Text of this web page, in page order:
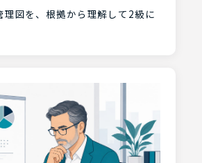
理図を、根拠から理解して2級に